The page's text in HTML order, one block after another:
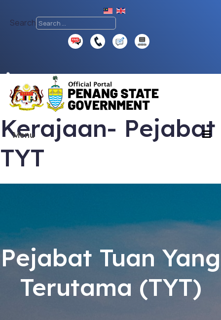
Search
Menu
Kerajaan- Pejabat
TYT
Pejabat Tuan Yang
Terutama (TYT)